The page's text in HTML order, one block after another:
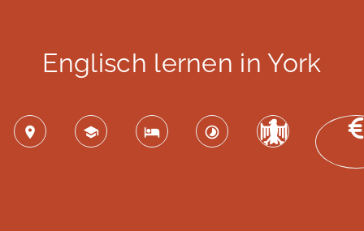
Englisch lernen in York